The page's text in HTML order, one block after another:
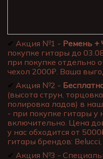
✔ Акция №1 - Ремень +
покупке гитары до
при покупке отдельно
чехол 2000₽. Ваша
✔ Акция №2 -
(высота струн,
полировка ладов) в
- при покупке гитары у
включительно. Цена
у нас обходится от
гитары брендов: Belucci,
✔ Акция №3 -